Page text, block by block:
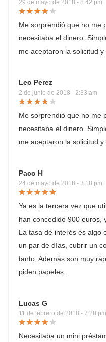
29 de mayo de 2018 - 8:42 pm
Me sorprendió que no me
necesitaba el dinero.
me aceptaron la solicitud
Leo Perez
2 de junio de 2018 - 2:33 am
Me sorprendió que no me
necesitaba el dinero.
me aceptaron la solicitud
Paco H
24 de mayo de 2018 - 3:18 pm
Ya es la tercera vez que
han concedido 900 euros,
La tasa de interés es algo
un par de días, cubrir un
tanto. Además son muy
piden papeles.
Lucas G
11 de febrero de 2018 - 7:28 pm
Necesitaba un mini